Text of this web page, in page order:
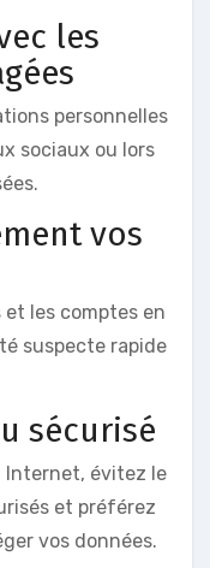
les
personnelles
sociaux ou lors
vos
les comptes en
suspecte rapide
sécurisé
Internet, évitez le
et préférez
vos données.